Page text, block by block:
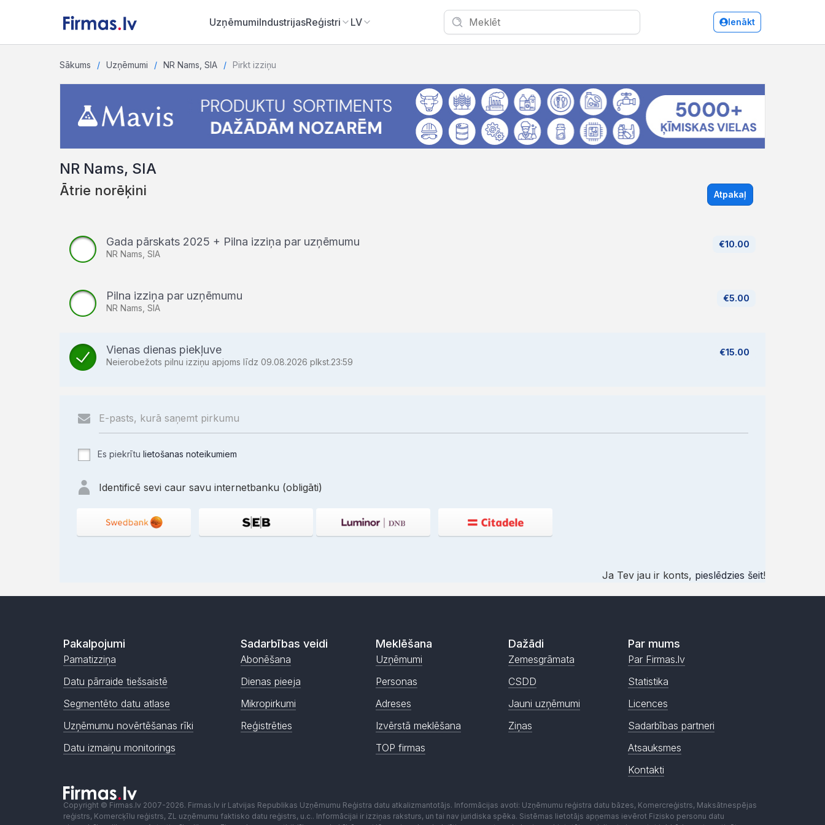
UzņēmumiIndustrijasReģistri LV Ienākt
Sākums Uzņēmumi NR Nams, SIA Pirkt izziņu
NR Nams, SIA
Ātrie norēķini Atpakaļ
€10.00
Gada pārskats 2025 + Pilna izziņa par uzņēmumu
NR Nams, SIA
€5.00
Pilna izziņa par uzņēmumu
NR Nams, SIA
€15.00
Vienas dienas piekļuve
Neierobežots pilnu izziņu apjoms līdz 09.08.2026 plkst.23:59
Es piekrītu lietošanas noteikumiem
Identificē sevi caur savu internetbanku (obligāti)
Ja Tev jau ir konts, pieslēdzies šeit!
Pakalpojumi
Pamatizziņa
Datu pārraide tiešsaistē
Segmentēto datu atlase
Uzņēmumu novērtēšanas rīki
Datu izmaiņu monitorings
Sadarbības veidi
Abonēšana
Dienas pieeja
Mikropirkumi
Reģistrēties
Meklēšana
Uzņēmumi
Personas
Adreses
Izvērstā meklēšana
TOP firmas
Dažādi
Zemesgrāmata
CSDD
Jauni uzņēmumi
Ziņas
Par mums
Par Firmas.lv
Statistika
Licences
Sadarbības partneri
Atsauksmes
Kontakti
Copyright © Firmas.lv 2007-2026. Firmas.lv ir Latvijas Republikas Uzņēmumu Reģistra datu atkalizmantotājs. Informācijas avoti: Uzņēmumu reģistra datu bāzes, Komercreģistrs, Maksātnespējas
reģistrs, Komercķīlu reģistrs, ZL uzņēmumu faktisko datu reģistrs, u.c.. Informācijai ir izziņas raksturs, un tai nav juridiska spēka. Sistēmas lietotājs apņemas ievērot Fizisko personu datu